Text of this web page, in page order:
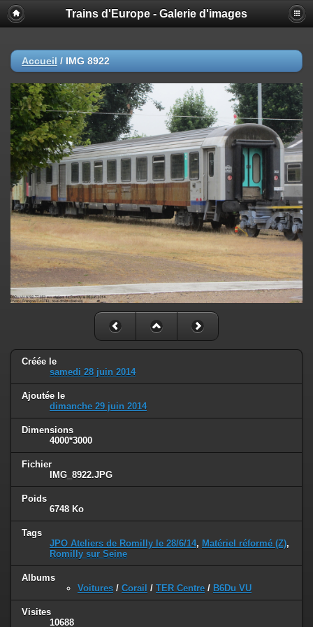
Trains d'Europe - Galerie d'images
Accueil / IMG 8922
Créée le
samedi 28 juin 2014
Ajoutée le
dimanche 29 juin 2014
Dimensions
4000*3000
Fichier
IMG_8922.JPG
Poids
6748 Ko
Tags
JPO Ateliers de Romilly le 28/6/14, Matériel réformé (Z),
Romilly sur Seine
Albums
Voitures / Corail / TER Centre / B6Du VU
Visites
10688